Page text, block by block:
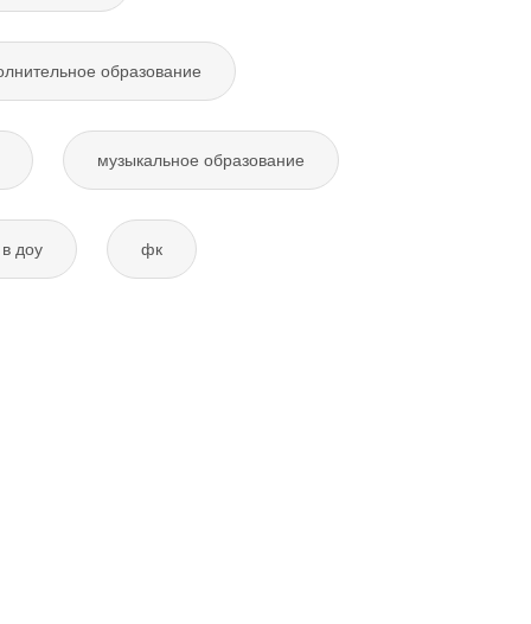
образование
музыкальное образование
доу фк